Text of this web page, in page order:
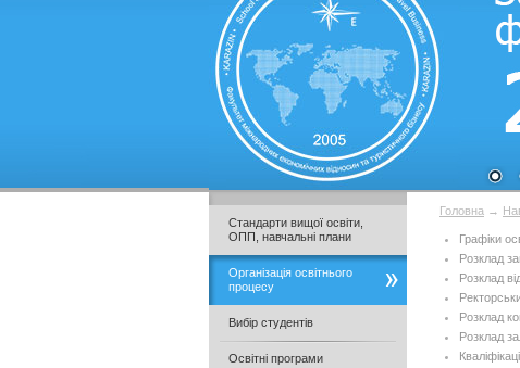
Головна →
Графіки
Розклад
Розклад
Розклад
Розклад
Стандарти вищої освіти,
ОПП, навчальні плани
Організація освітнього
процесу
Вибір студентів
Освітні програми